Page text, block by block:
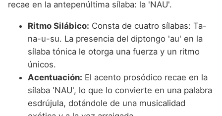
recae en la antepenúltima sílaba: la 'NAU'.
Ritmo Silábico: Consta de cuatro sílabas: Ta-
na-u-su. La presencia del diptongo 'au' en la
sílaba tónica le otorga una fuerza y un ritmo
únicos.
Acentuación: El acento prosódico recae en la
sílaba 'NAU', lo que lo convierte en una palabra
esdrújula, dotándole de una musicalidad